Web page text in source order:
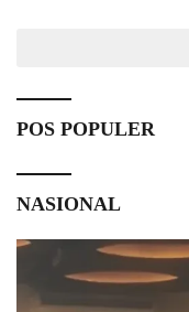
POS POPULER
NASIONAL